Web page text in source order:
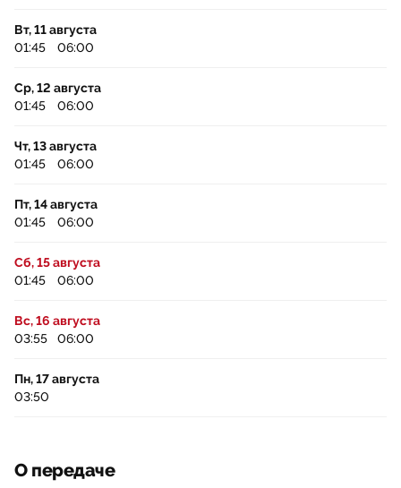
Вт, 11 августа
01:45
06:00
Ср, 12 августа
01:45
06:00
Чт, 13 августа
01:45
06:00
Пт, 14 августа
01:45
06:00
Сб, 15 августа
01:45
06:00
Вс, 16 августа
03:55
06:00
Пн, 17 августа
03:50
О передаче